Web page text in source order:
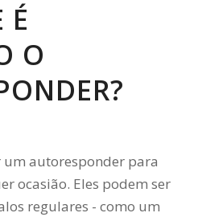
É
O
um autoresponder para
ocasião. Eles podem ser
regulares - como um